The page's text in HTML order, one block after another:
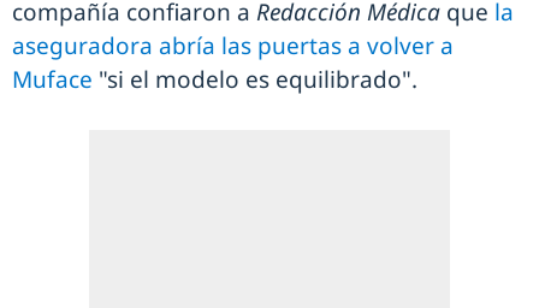
compañía confiaron a Redacción Médica que la
aseguradora abría las puertas a volver a
Muface "si el modelo es equilibrado".